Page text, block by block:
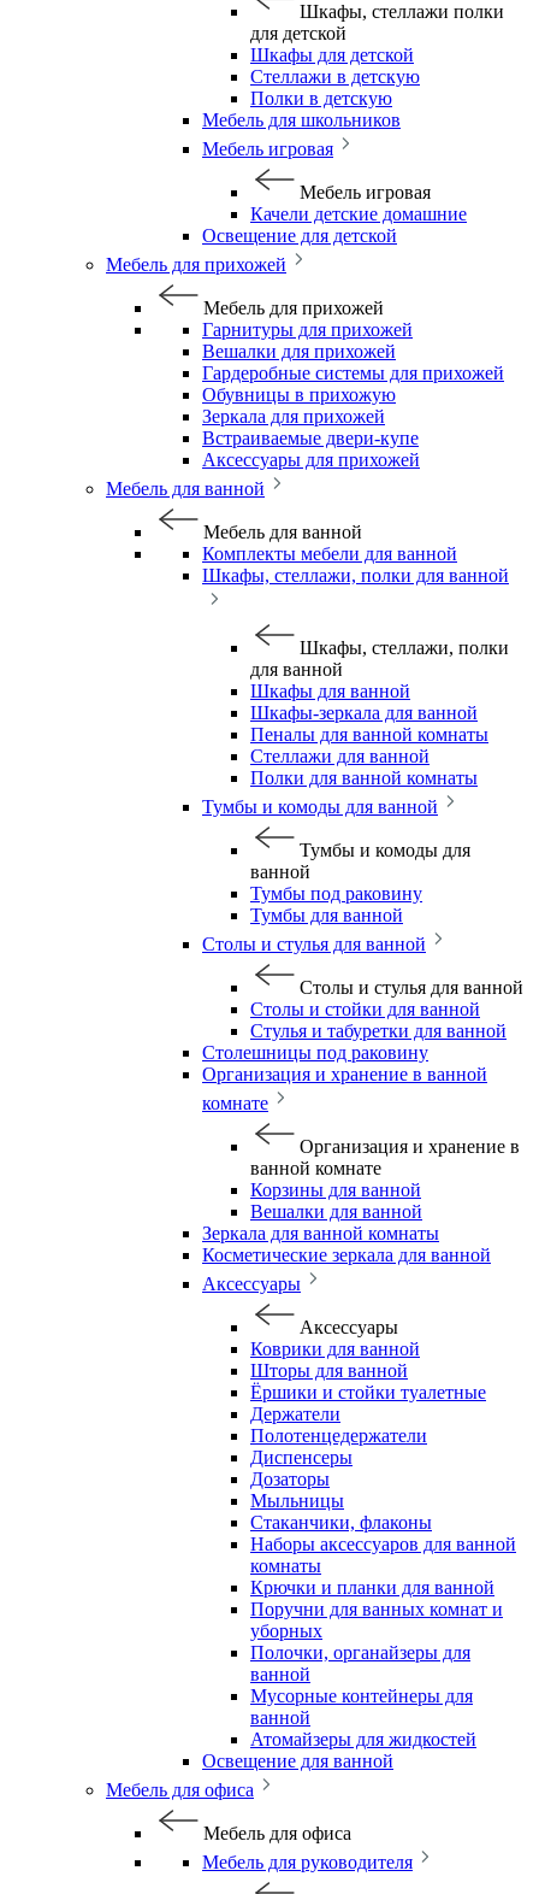
Шкафы, стеллажи полки
для детской
Шкафы для детской
Стеллажи в детскую
Полки в детскую
Мебель для школьников
Мебель игровая
Мебель игровая
Качели детские домашние
Освещение для детской
Мебель для прихожей
Мебель для прихожей
Гарнитуры для прихожей
Вешалки для прихожей
Гардеробные системы для прихожей
Обувницы в прихожую
Зеркала для прихожей
Встраиваемые двери-купе
Аксессуары для прихожей
Мебель для ванной
Мебель для ванной
Комплекты мебели для ванной
Шкафы, стеллажи, полки для ванной
Шкафы, стеллажи, полки
для ванной
Шкафы для ванной
Шкафы-зеркала для ванной
Пеналы для ванной комнаты
Стеллажи для ванной
Полки для ванной комнаты
Тумбы и комоды для ванной
Тумбы и комоды для
ванной
Тумбы под раковину
Тумбы для ванной
Столы и стулья для ванной
Столы и стулья для ванной
Столы и стойки для ванной
Стулья и табуретки для ванной
Столешницы под раковину
Организация и хранение в ванной
комнате
Организация и хранение в
ванной комнате
Корзины для ванной
Вешалки для ванной
Зеркала для ванной комнаты
Косметические зеркала для ванной
Аксессуары
Аксессуары
Коврики для ванной
Шторы для ванной
Ёршики и стойки туалетные
Держатели
Полотенцедержатели
Диспенсеры
Дозаторы
Мыльницы
Стаканчики, флаконы
Наборы аксессуаров для ванной
комнаты
Крючки и планки для ванной
Поручни для ванных комнат и
уборных
Полочки, органайзеры для
ванной
Мусорные контейнеры для
ванной
Атомайзеры для жидкостей
Освещение для ванной
Мебель для офиса
Мебель для офиса
Мебель для руководителя